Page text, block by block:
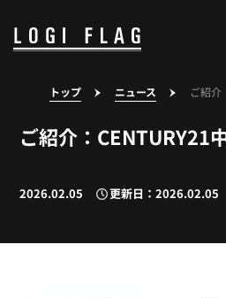
トップ ニュース ご紹介
ご紹介：CENTURY21
2026.02.05 更新日：2026.02.05